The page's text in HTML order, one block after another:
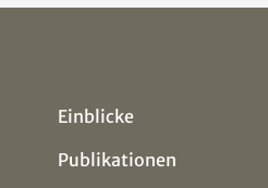
Einblicke
Publikationen